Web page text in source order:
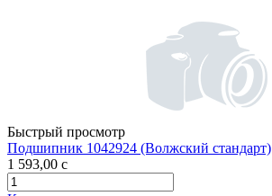
Быстрый просмотр
Подшипник 1042924 (Волжский стандарт)
1 593,00 c